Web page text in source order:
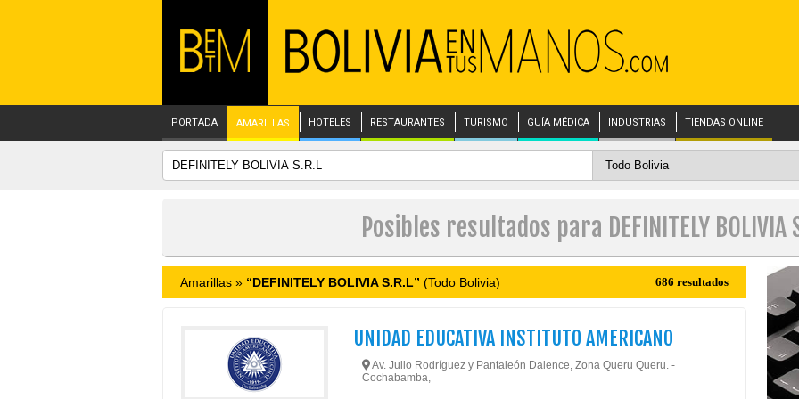
PORTADA AMARILLAS HOTELES RESTAURANTES TURISMO GUÍA MÉDICA INDUSTRIAS TIENDAS ONLINE
Posibles resultados para DEFINITELY BOLIVIA
Amarillas » “DEFINITELY BOLIVIA S.R.L” (Todo Bolivia) 686 resultados
UNIDAD EDUCATIVA INSTITUTO AMERICANO
Av. Julio Rodríguez y Pantaleón Dalence, Zona Queru Queru. -
Cochabamba,